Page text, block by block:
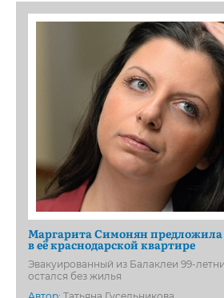
Маргарита Симонян предложила
в её краснодарской квартире
Эвакуированный из Балаклеи 99-
остался без жилья